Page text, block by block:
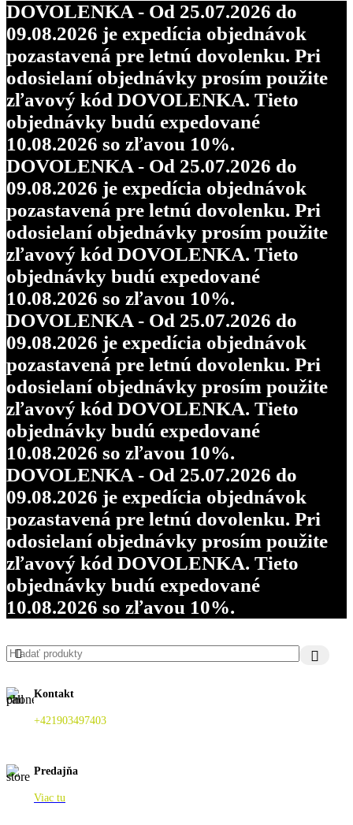
DOVOLENKA - Od 25.07.2026 do
09.08.2026 je expedícia objednávok
pozastavená pre letnú dovolenku. Pri
odosielaní objednávky prosím použite
zľavový kód DOVOLENKA. Tieto
objednávky budú expedované
10.08.2026 so zľavou 10%.
DOVOLENKA - Od 25.07.2026 do
09.08.2026 je expedícia objednávok
pozastavená pre letnú dovolenku. Pri
odosielaní objednávky prosím použite
zľavový kód DOVOLENKA. Tieto
objednávky budú expedované
10.08.2026 so zľavou 10%.
DOVOLENKA - Od 25.07.2026 do
09.08.2026 je expedícia objednávok
pozastavená pre letnú dovolenku. Pri
odosielaní objednávky prosím použite
zľavový kód DOVOLENKA. Tieto
objednávky budú expedované
10.08.2026 so zľavou 10%.
DOVOLENKA - Od 25.07.2026 do
09.08.2026 je expedícia objednávok
pozastavená pre letnú dovolenku. Pri
odosielaní objednávky prosím použite
zľavový kód DOVOLENKA. Tieto
objednávky budú expedované
10.08.2026 so zľavou 10%.
Kontakt
+421903497403
Predajňa
Viac tu